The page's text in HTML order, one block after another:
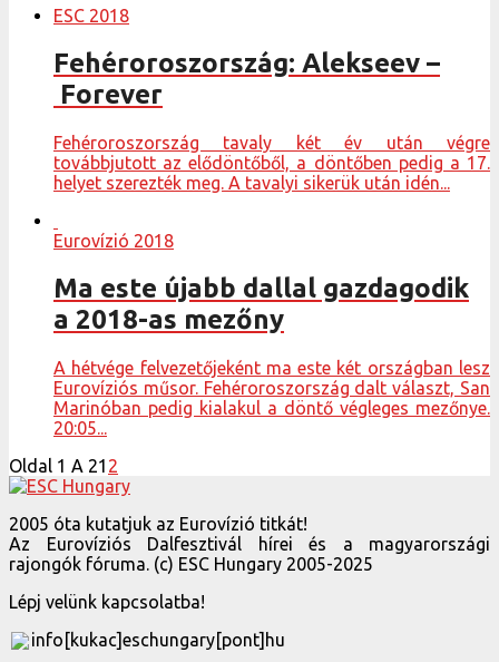
ESC 2018
Fehéroroszország: Alekseev –
Forever
Fehéroroszország tavaly két év után végre
továbbjutott az elődöntőből, a döntőben pedig a 17.
helyet szerezték meg. A tavalyi sikerük után idén...
Eurovízió 2018
Ma este újabb dallal gazdagodik
a 2018-as mezőny
A hétvége felvezetőjeként ma este két országban lesz
Eurovíziós műsor. Fehéroroszország dalt választ, San
Marinóban pedig kialakul a döntő végleges mezőnye.
20:05...
Oldal 1 A 21 2
2005 óta kutatjuk az Eurovízió titkát!
Az Eurovíziós Dalfesztivál hírei és a magyarországi
rajongók fóruma. (c) ESC Hungary 2005-2025
Lépj velünk kapcsolatba!
info[kukac]eschungary[pont]hu